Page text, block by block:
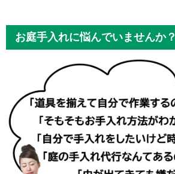
お庭手入れに悩んでいませんか？